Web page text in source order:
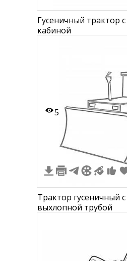
Гусеничный трактор
кабиной
5
Трактор гусеничный
выхлопной трубой